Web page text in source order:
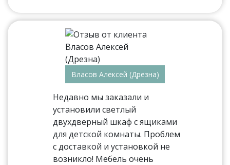
Власов Алексей (Дрезна)
Недавно мы заказали и
установили светлый
двухдверный шкаф с ящиками
для детской комнаты. Проблем
с доставкой и установкой не
возникло! Мебель очень